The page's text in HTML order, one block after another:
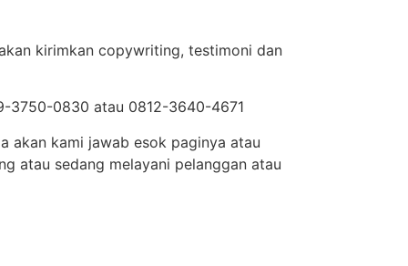
kirimkan copywriting, testimoni dan
3750-0830 atau 0812-3640-4671
akan kami jawab esok paginya atau
atau sedang melayani pelanggan atau